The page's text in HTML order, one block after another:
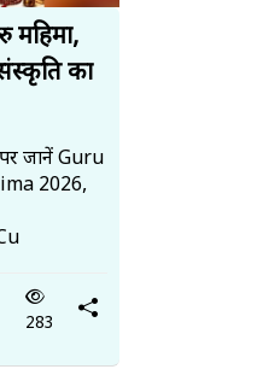
महिमा,
का
जानें Guru
2026,
283